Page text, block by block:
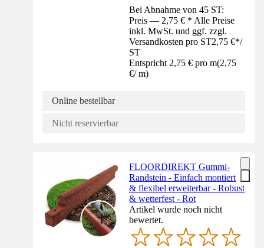
Bei Abnahme von 45 ST:
Preis — 2,75 € * Alle Preise
inkl. MwSt. und ggf. zzgl.
Versandkosten pro ST2,75 €*/
ST
Entspricht 2,75 € pro m(2,75
€/ m)
Online bestellbar
Nicht reservierbar
FLOORDIREKT Gummi-
Randstein - Einfach montiert
& flexibel erweiterbar - Robust
& wetterfest - Rot
Artikel wurde noch nicht
bewertet.